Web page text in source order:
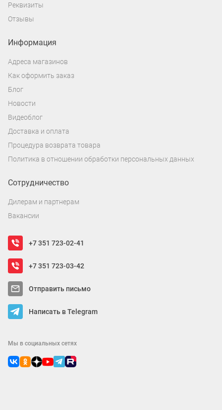
Реквизиты
Отзывы
Информация
Адреса магазинов
Как оформить заказ
Блог
Новости
Видеоблог
Доставка и оплата
Процедура возврата товара
Политика в отношении обработки персональных данных
Сотрудничество
Дилерам и партнерам
Вакансии
+7 351 723-02-41
+7 351 723-03-42
Отправить письмо
Написать в Telegram
Мы в социальных сетях